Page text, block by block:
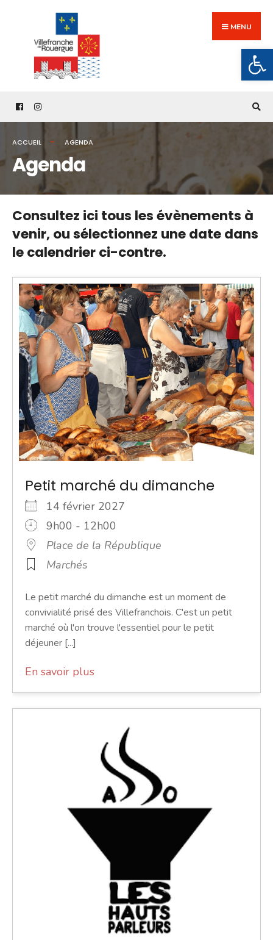
content
MENU
ACCUEIL AGENDA
Agenda
Consultez ici tous les évènements à
venir,ou sélectionnez une date dans
le calendrier ci-contre.
Petit marché du dimanche
14 février 2027
9h00 - 12h00
Place de la République
Marchés
Le petit marché du dimanche est un moment de
convivialité prisé des Villefranchois. C'est un petit
marché où l'on trouve l'essentiel pour le petit
déjeuner [...]
En savoir plus